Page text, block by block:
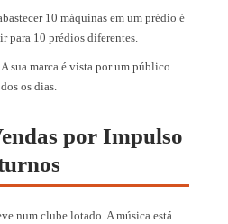
10 máquinas em um prédio é
para 10 prédios diferentes.
A sua marca é vista por um público
os dias.
por Impulso
num clube lotado. A música está